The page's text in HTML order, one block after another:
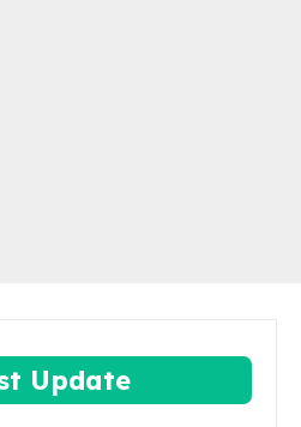
Update